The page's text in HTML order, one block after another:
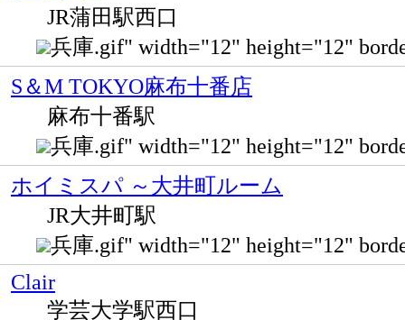
JR蒲田駅西口
兵庫.gif" width="12" height="12"
S＆M TOKYO麻布十番店
麻布十番駅
兵庫.gif" width="12" height="12"
ホイミスパ ～大井町ルーム
JR大井町駅
兵庫.gif" width="12" height="12"
Clair
学芸大学駅西口